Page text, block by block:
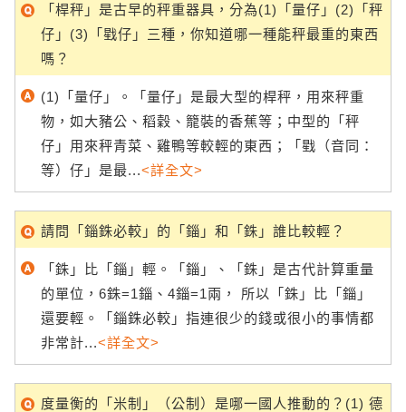
「桿秤」是古早的秤重器具，分為(1)「量仔」(2)「秤
仔」(3)「戥仔」三種，你知道哪一種能秤最重的東西
嗎？
(1)「量仔」。「量仔」是最大型的桿秤，用來秤重
物，如大豬公、稻穀、籠裝的香蕉等；中型的「秤
仔」用來秤青菜、雞鴨等較輕的東西；「戥（音同：
等）仔」是最...<詳全文>
請問「錙銖必較」的「錙」和「銖」誰比較輕？
「銖」比「錙」輕。「錙」、「銖」是古代計算重量
的單位，6銖=1錙、4錙=1兩， 所以「銖」比「錙」
還要輕。「錙銖必較」指連很少的錢或很小的事情都
非常計...<詳全文>
度量衡的「米制」（公制）是哪一國人推動的？(1) 德